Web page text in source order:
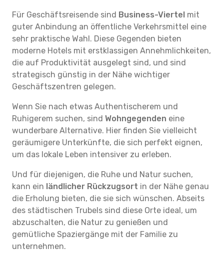
Für Geschäftsreisende sind Business-Viertel mit
guter Anbindung an öffentliche Verkehrsmittel eine
sehr praktische Wahl. Diese Gegenden bieten
moderne Hotels mit erstklassigen Annehmlichkeiten,
die auf Produktivität ausgelegt sind, und sind
strategisch günstig in der Nähe wichtiger
Geschäftszentren gelegen.
Wenn Sie nach etwas Authentischerem und
Ruhigerem suchen, sind Wohngegenden eine
wunderbare Alternative. Hier finden Sie vielleicht
geräumigere Unterkünfte, die sich perfekt eignen,
um das lokale Leben intensiver zu erleben.
Und für diejenigen, die Ruhe und Natur suchen,
kann ein ländlicher Rückzugsort in der Nähe genau
die Erholung bieten, die sie sich wünschen. Abseits
des städtischen Trubels sind diese Orte ideal, um
abzuschalten, die Natur zu genießen und
gemütliche Spaziergänge mit der Familie zu
unternehmen.